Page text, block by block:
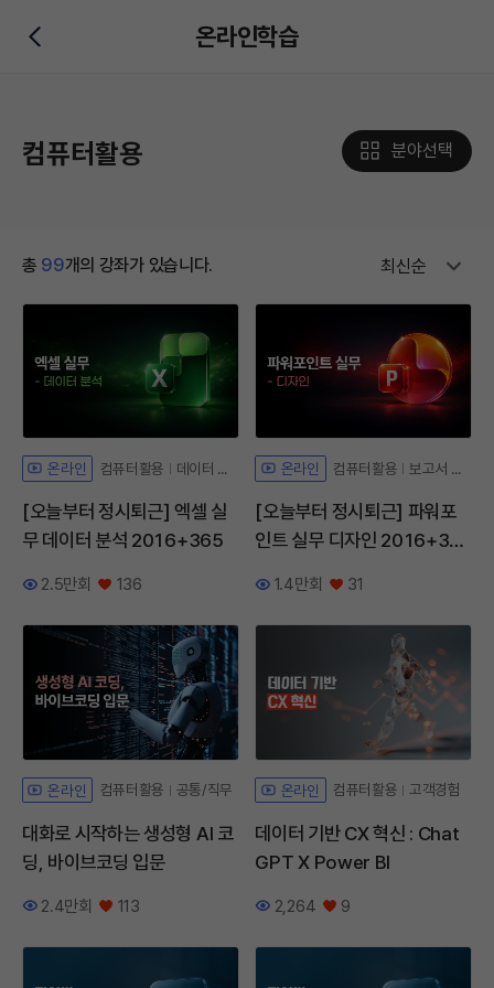
뒤로가기 온라인학습
컴퓨터활용 분야선택
총 99개의 강좌가 있습니다. 최신순
온라인 컴퓨터활용 데이터 분석
[오늘부터 정시퇴근] 엑셀 실
무 데이터 분석 2016+365
조회수
2.5만회
좋아요
136
온라인 컴퓨터활용 보고서 디자인
[오늘부터 정시퇴근] 파워포
인트 실무 디자인 2016+36
조회수
1.4만회
좋아요
31
온라인 컴퓨터활용 공통/직무
대화로 시작하는 생성형 AI 코
딩, 바이브코딩 입문
조회수
2.4만회
좋아요
113
온라인 컴퓨터활용 고객경험
데이터 기반 CX 혁신 : Chat
GPT X Power BI
조회수
2,264
좋아요
9